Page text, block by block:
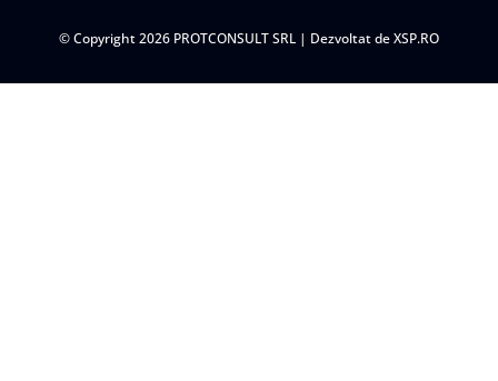
© Copyright 2026 PROTCONSULT SRL | Dezvoltat deXSP.RO